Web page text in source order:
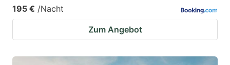
195 € /Nacht
Zum Angebot